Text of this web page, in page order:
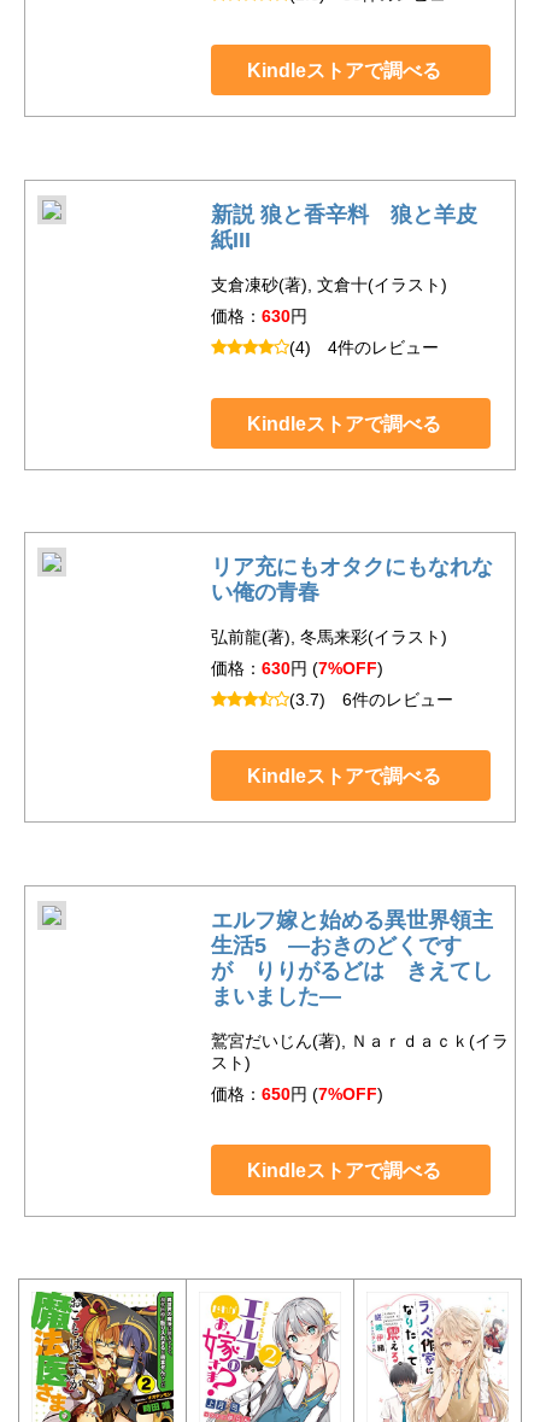
Kindleストアで調べる
新説 狼と香辛料 狼と羊皮
紙III
支倉凍砂(著), 文倉十(イラスト)
価格： 630円
(4) 4件のレビュー
Kindleストアで調べる
リア充にもオタクにもなれな
い俺の青春
弘前龍(著), 冬馬来彩(イラスト)
価格： 630円 (7%OFF)
(3.7) 6件のレビュー
Kindleストアで調べる
エルフ嫁と始める異世界領主
生活5 ―おきのどくです
が りりがるどは きえてし
まいました―
鷲宮だいじん(著), Ｎａｒｄａｃｋ(イラ
スト)
価格： 650円 (7%OFF)
Kindleストアで調べる